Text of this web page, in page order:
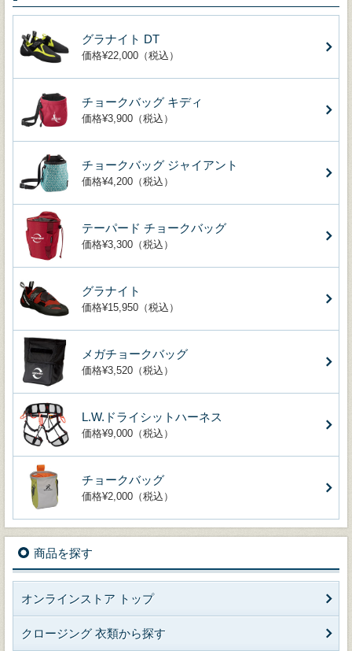
グラナイト DT
価格¥22,000（税込）
チョークバッグ キディ
価格¥3,900（税込）
チョークバッグ ジャイアント
価格¥4,200（税込）
テーパード チョークバッグ
価格¥3,300（税込）
グラナイト
価格¥15,950（税込）
メガチョークバッグ
価格¥3,520（税込）
L.W.ドライシットハーネス
価格¥9,000（税込）
チョークバッグ
価格¥2,000（税込）
商品を探す
オンラインストア トップ
クロージング 衣類から探す